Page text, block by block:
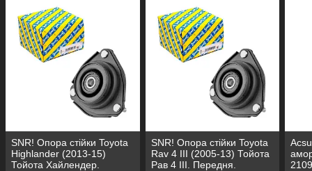
SNR! Опора стійки Toyota
Highlander (2013-15)
Тойота Хайлендер.
SNR! Опора стійки Toyota
Rav 4 III (2005-13) Тойота
Рав 4 III. Передня.